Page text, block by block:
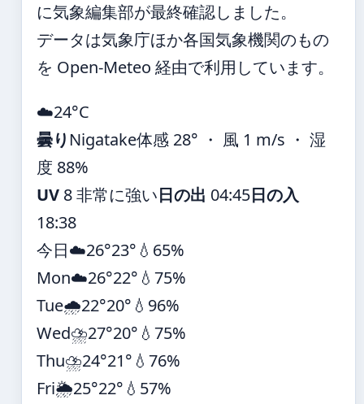
に気象編集部が最終確認しました。
データは気象庁ほか各国気象機関のもの
を Open-Meteo 経由で利用しています。
☁️24°C
曇り Nigatake体感 28° ・ 風 1 m/s ・ 湿
度 88%
UV 8 非常に強い日の出 04:45日の入
18:38
今日☁️26°23° 💧65%
Mon☁️26°22° 💧75%
Tue🌧️22°20° 💧96%
Wed⛈️27°20° 💧75%
Thu⛈️24°21° 💧76%
Fri🌦️25°22° 💧57%